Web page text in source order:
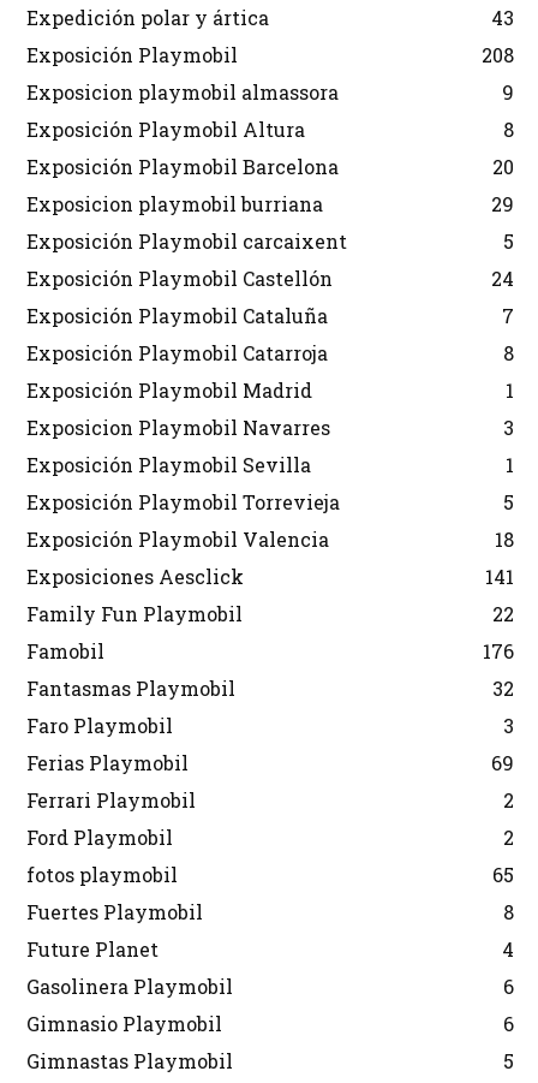
Expedición polar y ártica
43
Exposición Playmobil
208
Exposicion playmobil almassora
9
Exposición Playmobil Altura
8
Exposición Playmobil Barcelona
20
Exposicion playmobil burriana
29
Exposición Playmobil carcaixent
5
Exposición Playmobil Castellón
24
Exposición Playmobil Cataluña
7
Exposición Playmobil Catarroja
8
Exposición Playmobil Madrid
1
Exposicion Playmobil Navarres
3
Exposición Playmobil Sevilla
1
Exposición Playmobil Torrevieja
5
Exposición Playmobil Valencia
18
Exposiciones Aesclick
141
Family Fun Playmobil
22
Famobil
176
Fantasmas Playmobil
32
Faro Playmobil
3
Ferias Playmobil
69
Ferrari Playmobil
2
Ford Playmobil
2
fotos playmobil
65
Fuertes Playmobil
8
Future Planet
4
Gasolinera Playmobil
6
Gimnasio Playmobil
6
Gimnastas Playmobil
5